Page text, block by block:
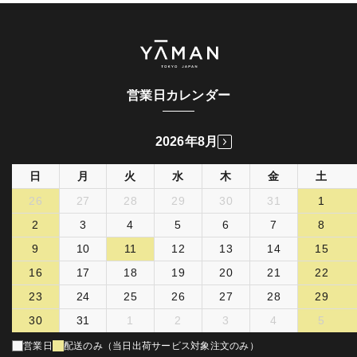
営業日カレンダー
2026年8月
日 月 火 水 木 金
土
26
27 28 29 30 31
1
2
3 4 5 6 7
8
9
10 11 12 13 14
15
16
17 18 19 20 21
22
23
24 25 26 27 28
29
30
31 1 2 3 4 5
営業日 配送のみ（当日出荷サービス対象注文のみ）